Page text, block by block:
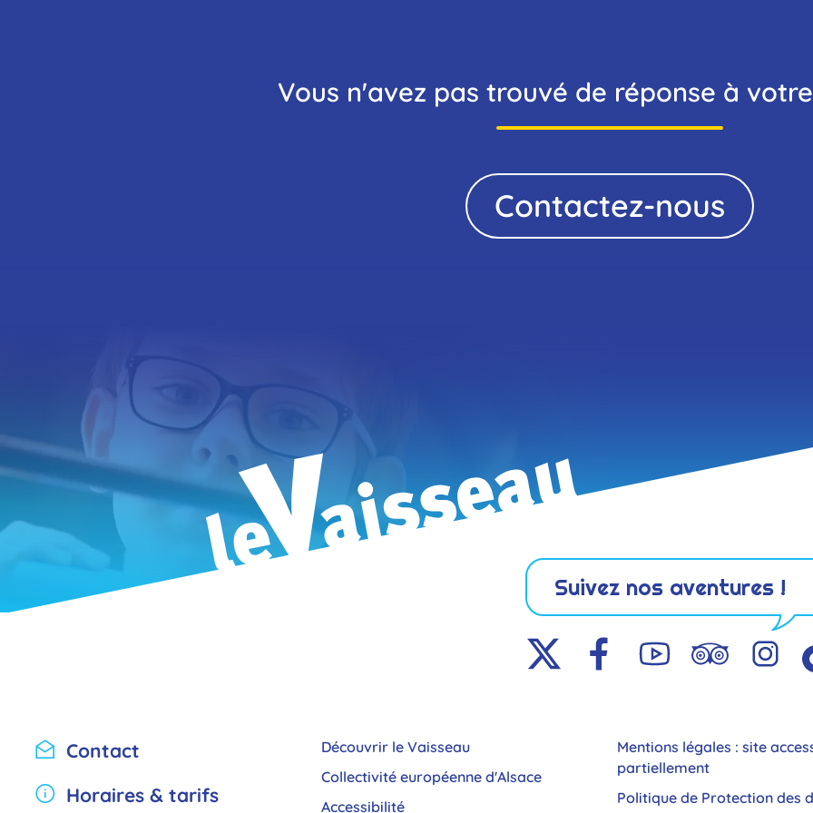
Visiter
Privatiser
soutenir
Nous
Vous n'avez pas trouvé de réponse à
Contactez-nous
Suivez nos aventures !
Contact
Horaires & tarifs
Découvrir le Vaisseau
Collectivité européenne d'Alsace
Accessibilité
Mentions légales : site
partiellement
Politique de Protection des